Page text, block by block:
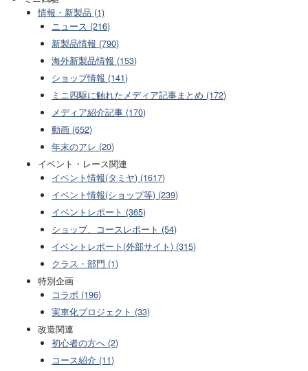
情報・新製品 (1)
ニュース (216)
新製品情報 (790)
海外新製品情報 (153)
ショップ情報 (141)
ミニ四駆に触れたメディア記事まとめ (172)
メディア紹介記事 (170)
動画 (652)
年末のアレ (20)
イベント・レース関連
イベント情報(タミヤ) (1617)
イベント情報(ショップ等) (239)
イベントレポート (365)
ショップ、コースレポート (54)
イベントレポート(外部サイト) (315)
クラス・部門 (1)
特別企画
コラボ (196)
実車化プロジェクト (33)
改造関連
初心者の方へ (2)
コース紹介 (11)